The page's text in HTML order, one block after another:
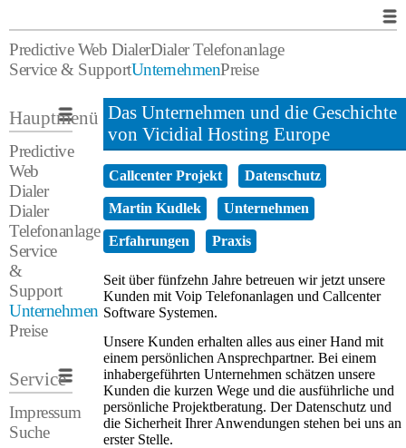
Predictive Web DialerDialer Telefonanlage
Service & SupportUnternehmenPreise
Hauptmenü
Predictive
Web
Dialer
Dialer
Telefonanlage
Service
&
Support
Unternehmen
Preise
Service
Impressum
Suche
Das Unternehmen und die Geschichte
von Vicidial Hosting Europe
Callcenter Projekt Datenschutz
Martin Kudlek Unternehmen
Erfahrungen Praxis
Seit über fünfzehn Jahre betreuen wir jetzt unsere
Kunden mit Voip Telefonanlagen und Callcenter
Software Systemen.
Unsere Kunden erhalten alles aus einer Hand mit
einem persönlichen Ansprechpartner. Bei einem
inhabergeführten Unternehmen schätzen unsere
Kunden die kurzen Wege und die ausführliche und
persönliche Projektberatung. Der Datenschutz und
die Sicherheit Ihrer Anwendungen stehen bei uns an
erster Stelle.